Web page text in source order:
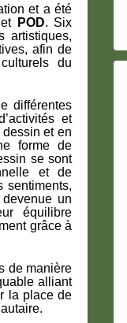
et a été
et POD. Six
artistiques,
afin de
du
différentes
et
et en
forme de
se sont
et de
sentiments,
un
équilibre
grâce à
de manière
alliant
la place de